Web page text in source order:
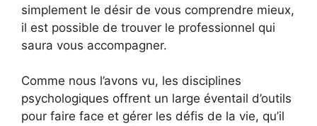
simplement le désir de vous comprendre mieux,
il est possible de trouver le professionnel qui
saura vous accompagner.
Comme nous l’avons vu, les disciplines
psychologiques offrent un large éventail d’outils
pour faire face et gérer les défis de la vie, qu’il